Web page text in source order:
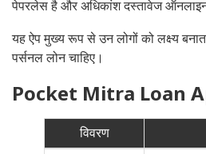
पेपरलेस है और अधिकांश दस्तावेज ऑनलाइन
यह ऐप मुख्य रूप से उन लोगों को लक्ष्य
पर्सनल लोन चाहिए।
Pocket Mitra Loan
विवरण